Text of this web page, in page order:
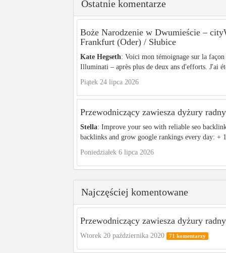
Ostatnie komentarze
Boże Narodzenie w Dwumieście –
Frankfurt (Oder) / Słubice
Kate Hegseth: Voici mon témoignage sur la
Illuminati – après plus de deux ans d'efforts. J'ai
Piątek 24 lipca 2026
Przewodniczący zawiesza dyżury
Stella: Improve your seo with reliable seo
backlinks and grow google rankings every day: +
Poniedziałek 6 lipca 2026
Najczęściej komentowane
Przewodniczący zawiesza dyżury
Wtorek 20 października 2020 71 komentarzy